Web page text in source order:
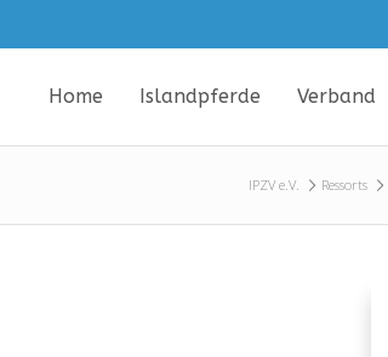
Home Islandpferde Verband
IPZV e.V. Ressorts